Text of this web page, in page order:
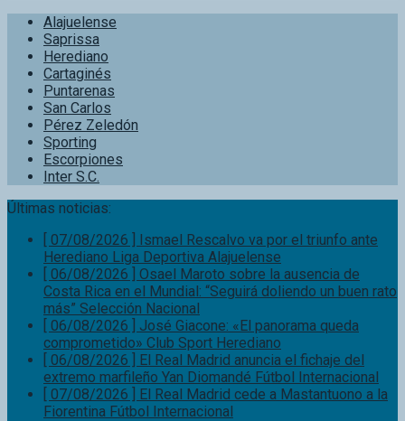
Alajuelense
Saprissa
Herediano
Cartaginés
Puntarenas
San Carlos
Pérez Zeledón
Sporting
Escorpiones
Inter S.C.
Últimas noticias:
[ 06/08/2026 ] Osael Maroto sobre la ausencia de
Costa Rica en el Mundial: “Seguirá doliendo un buen rato
más”Selección Nacional
[ 06/08/2026 ]José Giacone: «El panorama queda
comprometido» Club Sport Herediano
[ 06/08/2026 ] El Real Madrid anuncia el fichaje del
extremo marfileño Yan DiomandéFútbol Internacional
[ 07/08/2026 ] El Real Madrid cede a Mastantuono a la
FiorentinaFútbol Internacional
[ 07/08/2026 ] Ismael Rescalvo va por el triunfo ante
HeredianoLiga Deportiva Alajuelense
Buscar: